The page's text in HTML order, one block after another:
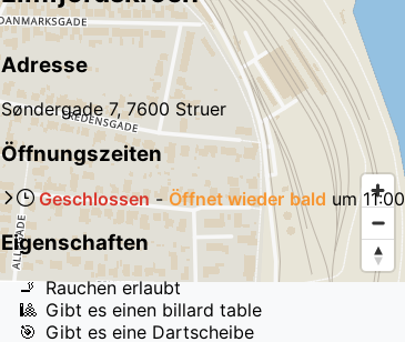
Adresse
Søndergade 7, 7600 Struer
Öffnungszeiten
Geschlossen-Öffnet wieder bald um11:00
Eigenschaften
🚬 Rauchen erlaubt
🎱 Gibt es einen billard table
🎯 Gibt es eine Dartscheibe